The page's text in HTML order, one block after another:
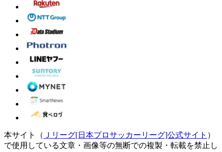
本サイト（ Ｊリーグ[日本プロサッカーリーグ]公式サイト ）
で使用している文章・画像等の無断での複製・転載を禁止し